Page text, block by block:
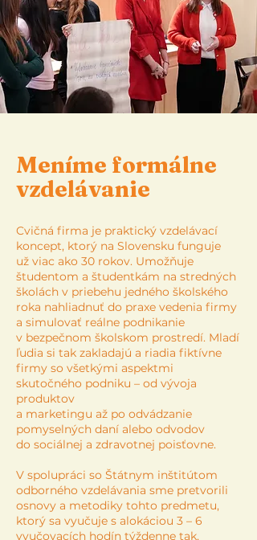
Meníme formálne
vzdelávanie
Cvičná firma je praktický vzdelávací
koncept, ktorý na Slovensku funguje
už viac ako 30 rokov. Umožňuje
študentom a študentkám na stredných
školách v priebehu jedného školského
roka nahliadnuť do praxe vedenia firmy
a simulovať reálne podnikanie
v bezpečnom školskom prostredí. Mladí
ľudia si tak zakladajú a riadia fiktívne
firmy so všetkými aspektmi
skutočného podniku – od vývoja
produktov
a marketingu až po odvádzanie
pomyselných daní alebo odvodov
do sociálnej a zdravotnej poisťovne.
V spolupráci so Štátnym inštitútom
odborného vzdelávania sme pretvorili
osnovy a metodiky tohto predmetu,
ktorý sa vyučuje s alokáciou 3 – 6
vyučovacích hodín týždenne tak,